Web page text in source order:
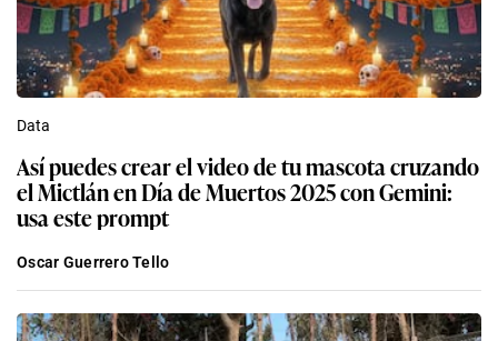
Data
Así puedes crear el video de tu mascota cruzando
el Mictlán en Día de Muertos 2025 con Gemini:
usa este prompt
Oscar Guerrero Tello